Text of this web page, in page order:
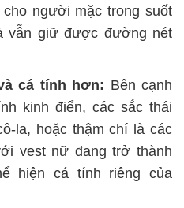
người mặc trong suốt
vẫn giữ được đường nét
cá tính hơn: Bên cạnh
kinh điển, các sắc thái
la, hoặc thậm chí là các
vest nữ đang trở thành
hiện cá tính riêng của